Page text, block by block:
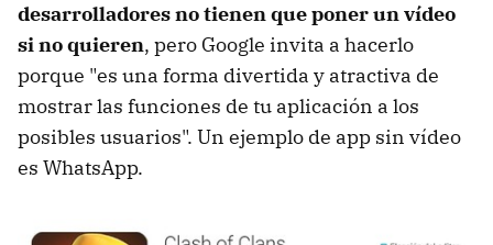
desarrolladores no tienen que poner un vídeo
si no quieren, pero Google invita a hacerlo
porque "es una forma divertida y atractiva de
mostrar las funciones de tu aplicación a los
posibles usuarios". Un ejemplo de app sin vídeo
es WhatsApp.